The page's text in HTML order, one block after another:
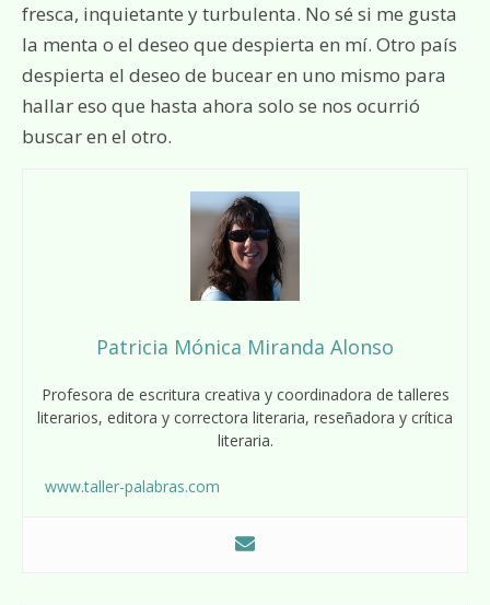
fresca, inquietante y turbulenta. No sé si me gusta
la menta o el deseo que despierta en mí. Otro país
despierta el deseo de bucear en uno mismo para
hallar eso que hasta ahora solo se nos ocurrió
buscar en el otro.
Patricia Mónica Miranda Alonso
Profesora de escritura creativa y coordinadora de talleres
literarios, editora y correctora literaria, reseñadora y crítica
literaria.
www.taller-palabras.com